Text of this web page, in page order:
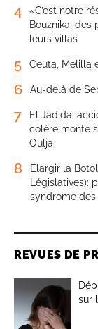
4
«C’est notre
Bouznika,
leurs villas
5 Ceuta, Melilla
6 Au-delà de
7
El Jadida:
colère monte
Oulja
8
Élargir la
Législatives):
syndrome
REVUES DE
sur